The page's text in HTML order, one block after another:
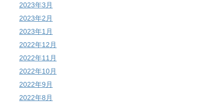
2023年3月
2023年2月
2023年1月
2022年12月
2022年11月
2022年10月
2022年9月
2022年8月